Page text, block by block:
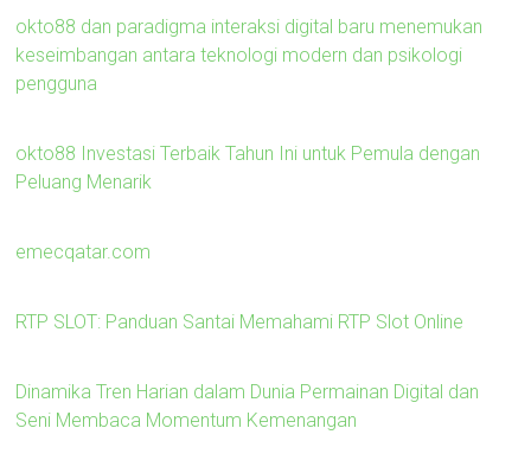
okto88 dan paradigma interaksi digital baru menemukan
keseimbangan antara teknologi modern dan psikologi
pengguna
okto88 Investasi Terbaik Tahun Ini untuk Pemula dengan
Peluang Menarik
emecqatar.com
RTP SLOT: Panduan Santai Memahami RTP Slot Online
Dinamika Tren Harian dalam Dunia Permainan Digital dan
Seni Membaca Momentum Kemenangan